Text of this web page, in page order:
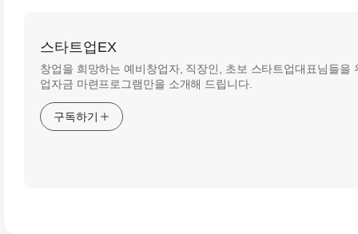
스타트업EX
창업을 희망하는 예비창업자, 직장인, 초보 스타트업대표님들을
업자금 마련프로그램만을 소개해 드립니다.
구독하기